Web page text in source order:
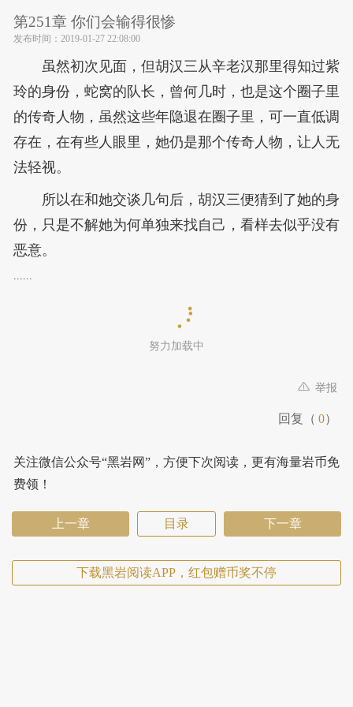
第251章 你们会输得很惨
发布时间： 2019-01-27 22:08:00
虽然初次见面，但胡汉三从辛老汉那里得知过紫
玲的身份，蛇窝的队长，曾何几时，也是这个圈子里
的传奇人物，虽然这些年隐退在圈子里，可一直低调
存在，在有些人眼里，她仍是那个传奇人物，让人无
法轻视。
所以在和她交谈几句后，胡汉三便猜到了她的身
份，只是不解她为何单独来找自己，看样去似乎没有
恶意。
......
努力加载中
举报
回复（ 0）
关注微信公众号“黑岩网”，方便下次阅读，更有海量岩币免
费领！
上一章 目录 下一章
下载黑岩阅读APP，红包赠币奖不停